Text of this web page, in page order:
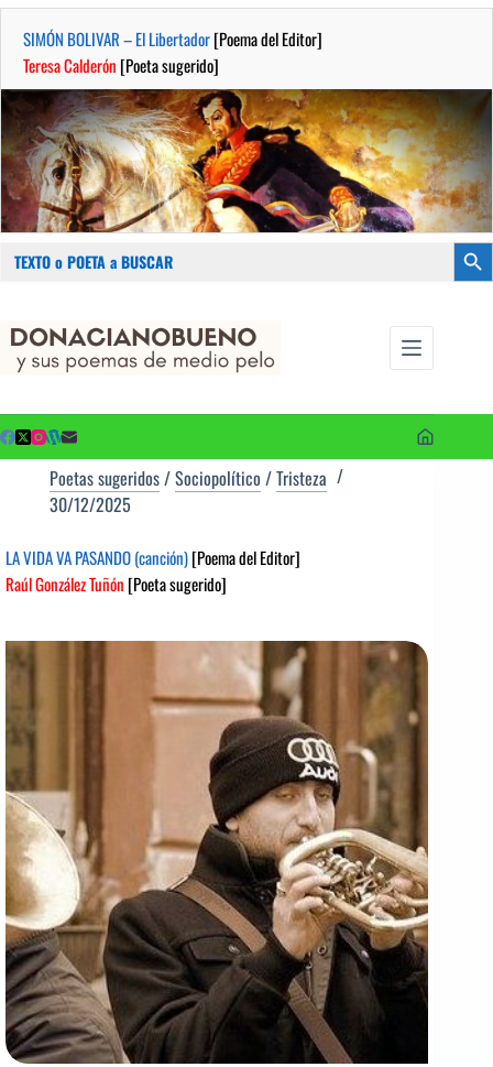
SIMÓN BOLIVAR – El Libertador[Poema del Editor]
Teresa Calderón [Poeta sugerido]
contenido
Poetas sugeridos/Sociopolítico /Tristeza
30/12/2025
LA VIDA VA PASANDO (canción)[Poema del Editor]
Raúl González Tuñón [Poeta sugerido]